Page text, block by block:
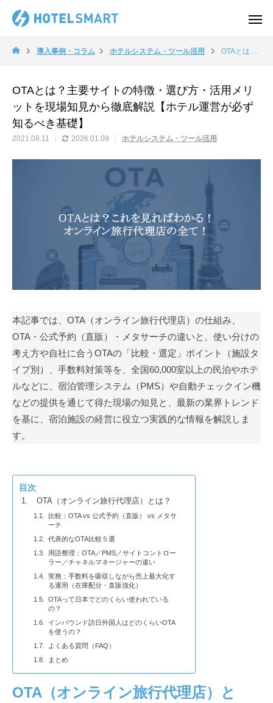
導入事例・コラム ホテルシステム・ツール活用 OTAとは？主要サイトの特徴・選び方・活用メリットを現場知見から徹底解説【ホテル運営が必ず知るべき基礎】
OTAとは？主要サイトの特徴・選び方・活用メリ
ットを現場知見から徹底解説【ホテル運営が必ず
知るべき基礎】
2021.08.11 2026.01.09 ホテルシステム・ツール活用
本記事では、OTA（オンライン旅行代理店）の仕組み、
OTA・公式予約（直販）・メタサーチの違いと、使い分けの
考え方や自社に合うOTAの「比較・選定」ポイント（施設タ
イプ別）、手数料対策等を、全国60,000室以上の民泊やホテ
ルなどに、宿泊管理システム（PMS）や自動チェックイン機
などの提供を通じて得た現場の知見と、最新の業界トレンド
を基に、宿泊施設の経営に役立つ実践的な情報を解説しま
す。
目次
OTA（オンライン旅行代理店）とは？
比較：OTA vs 公式予約（直販） vs メタサ
ーチ
代表的なOTA比較５選
用語整理：OTA／PMS／サイトコントロー
ラー／チャネルマネージャーの違い
実務：手数料を吸収しながら売上最大化す
る運用（在庫配分・直販強化）
OTAって日本でどのくらい使われている
の？
インバウンド訪日外国人はどのくらいOTA
を使うの？
よくある質問（FAQ）
まとめ
OTA（オンライン旅行代理店）と